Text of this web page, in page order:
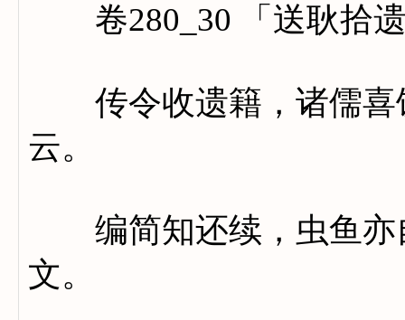
卷280_30 「送耿拾遗
传令收遗籍，诸儒喜
云。
编简知还续，虫鱼亦
文。